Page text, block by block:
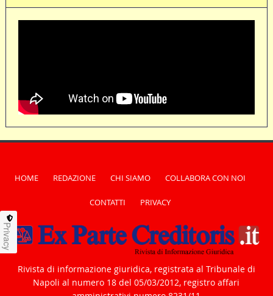
HOME REDAZIONE CHI SIAMO COLLABORA CON NOI
CONTATTI PRIVACY
Rivista di informazione giuridica, registrata al Tribunale di
Napoli al numero 18 del 05/03/2012, registro affari
Privacy